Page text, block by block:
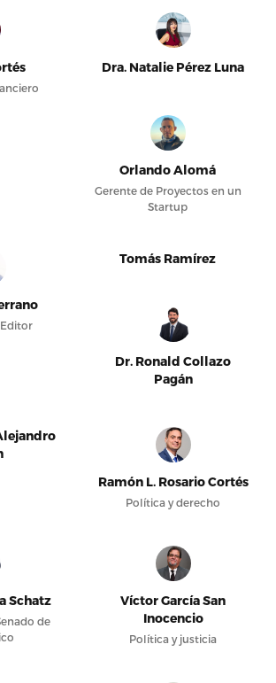
Dra. Natalie Pérez Luna
Orlando Alomá
Gerente de Proyectos en un
Startup
Tomás Ramírez
Dr. Ronald Collazo
Pagán
Ramón L. Rosario Cortés
Política y derecho
Schatz
de
Víctor García San
Inocencio
Política y justicia